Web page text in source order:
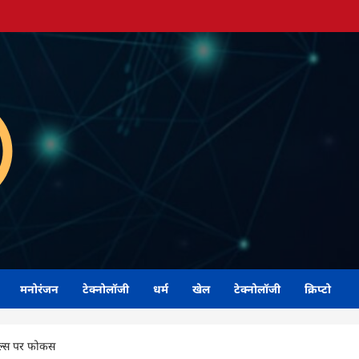
मनोरंजन टेक्नोलॉजी धर्म खेल टेक्नोलॉजी क्रिप्टो
पर फोकस